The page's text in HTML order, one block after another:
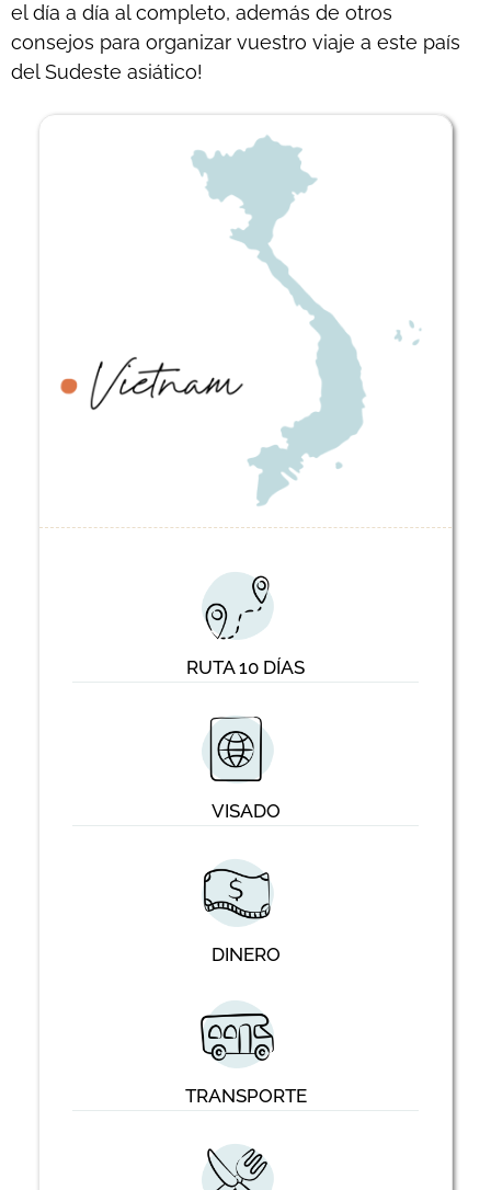
el día a día al completo, además de otros
consejos para organizar vuestro viaje a este país
del Sudeste asiático!
RUTA 10 DÍAS
VISADO
DINERO
TRANSPORTE